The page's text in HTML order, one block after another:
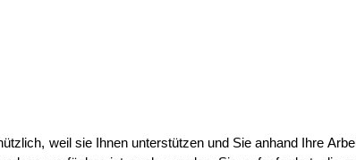
weil sie Ihnen unterstützen und Sie anhand Ihre